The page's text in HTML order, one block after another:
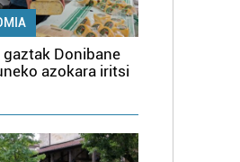
gaztak Donibane
azokara iritsi